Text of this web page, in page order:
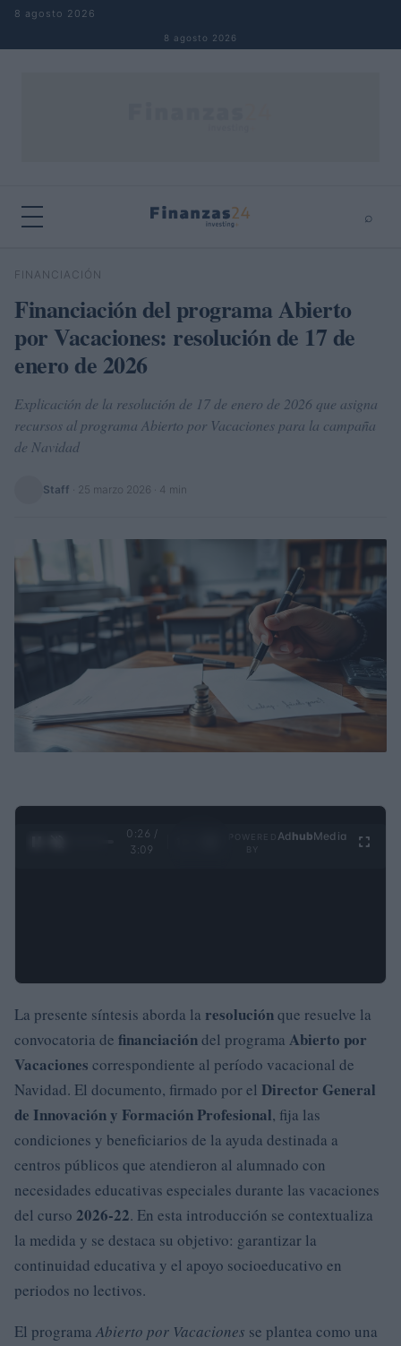
Saltar al contenido
8 agosto 2026
8 agosto 2026
⌕
Buscar
FINANCIACIÓN
Financiación del programa Abierto
por Vacaciones: resolución de 17 de
enero de 2026
Explicación de la resolución de 17 de enero de 2026 que asigna
recursos al programa Abierto por Vacaciones para la campaña
de Navidad
Staff 25 marzo 2026 · 4 min
0:27 /
3:09
Ad hubMedia
La presente síntesis aborda la resoluciónque resuelve la
convocatoria de financiacióndel programa Abierto por
Vacaciones correspondiente al período vacacional de
Navidad. El documento, firmado por el Director General
de Innovación y Formación Profesional, fija las
condiciones y beneficiarios de la ayuda destinada a
centros públicos que atendieron al alumnado con
necesidades educativas especiales durante las vacaciones
del curso 2026-22. En esta introducción se contextualiza
la medida y se destaca su objetivo: garantizar la
continuidad educativa y el apoyo socioeducativo en
periodos no lectivos.
El programaAbierto por Vacaciones se plantea como una